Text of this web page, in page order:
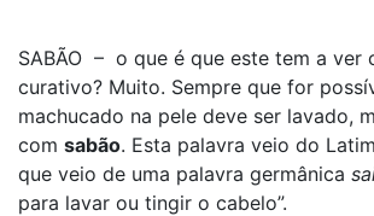
SABÃO – o que é que este tem a ver
curativo? Muito. Sempre que for
machucado na pele deve ser lavado,
com sabão. Esta palavra veio do Latim
que veio de uma palavra germânica
para lavar ou tingir o cabelo”.